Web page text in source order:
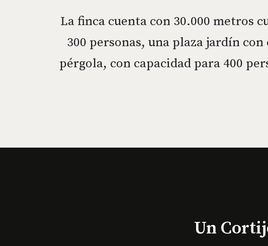
La finca cuenta con 30.000 metros
300 personas, una plaza jardín
pérgola, con capacidad para 400
Un